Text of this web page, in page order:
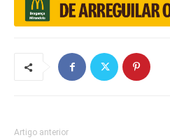
Artigo anterior